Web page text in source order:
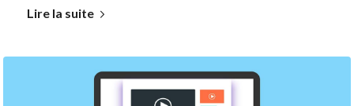
Lire la suite